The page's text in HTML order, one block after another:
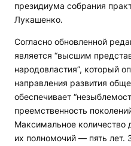
президиума собрания
Лукашенко.
Согласно обновленной
является “высшим
народовластия”, который
направления развития
обеспечивает
преемственность
Максимальное количество
их полномочий — пять